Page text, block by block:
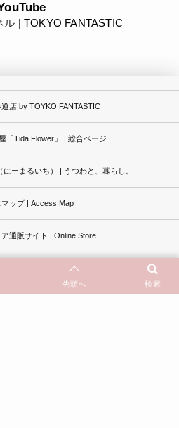
ル | TOKYO FANTASTIC
店 by TOYKO FANTASTIC
「Tida Flower」 | 総合ページ
ーまるいち） | うつわと、暮らし。
マップ | Access Map
通販サイト | Online Store
レンダー | Schedule
検索
先頭へ